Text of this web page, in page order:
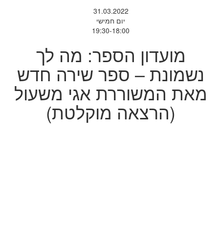
31.03.2022
יום חמישי
19:30-18:00
מועדון הספר: מה לך
נשמונת – ספר שירה חדש
מאת המשוררת אגי משעול
(הרצאה מוקלטת)